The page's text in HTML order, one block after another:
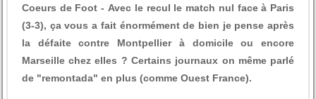
Coeurs de Foot - Avec le recul le match nul face à Paris
(3-3), ça vous a fait énormément de bien je pense après
la défaite contre Montpellier à domicile ou encore
Marseille chez elles ? Certains journaux on même parlé
de "remontada" en plus (comme Ouest France).